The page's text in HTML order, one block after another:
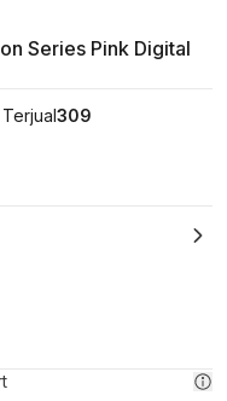
Series Pink Digital
Terjual309